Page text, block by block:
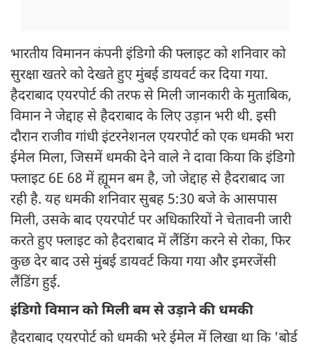
भारतीय विमानन कंपनी इंडिगो की फ्लाइट को शनिवार को
सुरक्षा खतरे को देखते हुए मुंबई डायवर्ट कर दिया गया.
हैदराबाद एयरपोर्ट की तरफ से मिली जानकारी के मुताबिक,
विमान ने जेद्दाह से हैदराबाद के लिए उड़ान भरी थी. इसी
दौरान राजीव गांधी इंटरनेशनल एयरपोर्ट को एक धमकी भरा
ईमेल मिला, जिसमें धमकी देने वाले ने दावा किया कि इंडिगो
फ्लाइट 6E 68 में ह्यूमन बम है, जो जेद्दाह से हैदराबाद जा
रही है. यह धमकी शनिवार सुबह 5:30 बजे के आसपास
मिली, उसके बाद एयरपोर्ट पर अधिकारियों ने चेतावनी जारी
करते हुए फ्लाइट को हैदराबाद में लैंडिंग करने से रोका, फिर
कुछ देर बाद उसे मुंबई डायवर्ट किया गया और इमरजेंसी
लैंडिंग हुई.
इंडिगो विमान को मिली बम से उड़ाने की धमकी
हैदराबाद एयरपोर्ट को धमकी भरे ईमेल में लिखा था कि 'बोर्ड